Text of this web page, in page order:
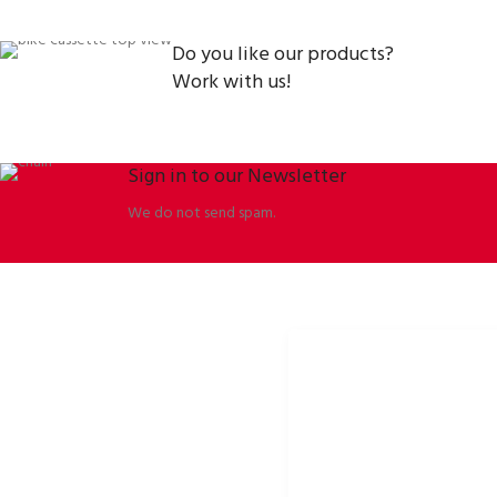
Do you like our products?
Work with us!
Sign in to our Newsletter
We do not send spam.